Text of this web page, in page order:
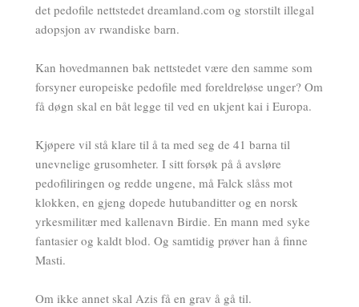
det pedofile nettstedet dreamland.com og storstilt illegal
adopsjon av rwandiske barn.
Kan hovedmannen bak nettstedet være den samme som
forsyner europeiske pedofile med foreldreløse unger? Om
få døgn skal en båt legge til ved en ukjent kai i Europa.
Kjøpere vil stå klare til å ta med seg de 41 barna til
unevnelige grusomheter. I sitt forsøk på å avsløre
pedofiliringen og redde ungene, må Falck slåss mot
klokken, en gjeng dopede hutubanditter og en norsk
yrkesmilitær med kallenavn Birdie. En mann med syke
fantasier og kaldt blod. Og samtidig prøver han å finne
Masti.
Om ikke annet skal Azis få en grav å gå til.